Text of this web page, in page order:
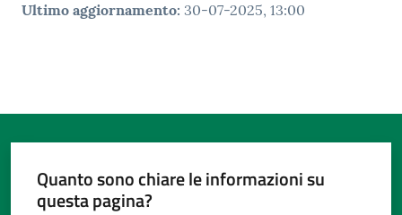
Ultimo aggiornamento: 30-07-2025, 13:00
Quanto sono chiare le informazioni su
questa pagina?